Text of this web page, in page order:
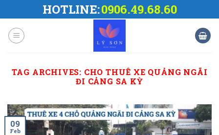
to
content
HOTLINE:0906.49.68.60
TAG ARCHIVES: CHO THUÊ XE QUẢNG NGÃI
ĐI CẢNG SA KỲ
09
Feb